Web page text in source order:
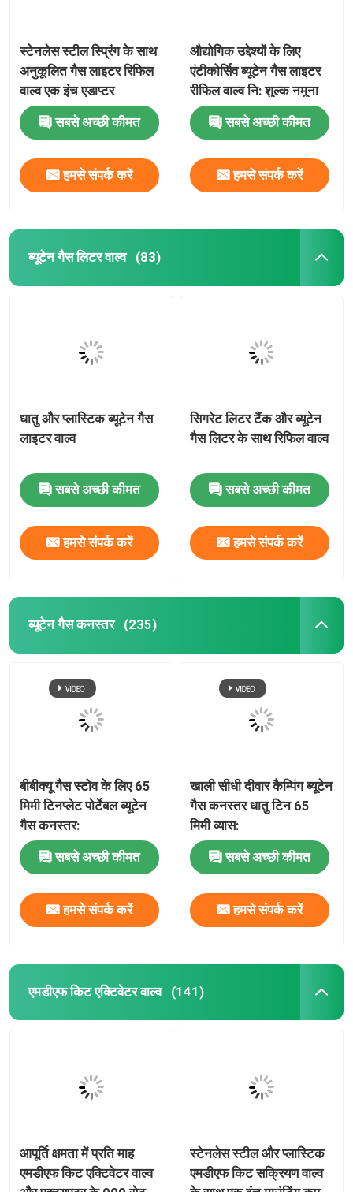
स्टेनलेस स्टील स्प्रिंग के साथ
अनुकूलित गैस लाइटर रिफिल
वाल्व एक इंच एडाप्टर
सबसे अच्छी कीमत
हमसे संपर्क करें
औद्योगिक उद्देश्यों के लिए
एंटीकोर्सिव ब्यूटेन गैस लाइटर
रीफिल वाल्व नि: शुल्क नमूना
सबसे अच्छी कीमत
हमसे संपर्क करें
ब्यूटेन गैस लिटर वाल्व (83)
धातु और प्लास्टिक ब्यूटेन गैस
लाइटर वाल्व
सबसे अच्छी कीमत
हमसे संपर्क करें
सिगरेट लिटर टैंक और ब्यूटेन
गैस लिटर के साथ रिफिल वाल्व
सबसे अच्छी कीमत
हमसे संपर्क करें
ब्यूटेन गैस कनस्तर (235)
बीबीक्यू गैस स्टोव के लिए 65
मिमी टिनप्लेट पोर्टेबल ब्यूटेन
गैस कनस्तर:
सबसे अच्छी कीमत
हमसे संपर्क करें
खाली सीधी दीवार कैम्पिंग ब्यूटेन
गैस कनस्तर धातु टिन 65
मिमी व्यास:
सबसे अच्छी कीमत
हमसे संपर्क करें
एमडीएफ किट एक्टिवेटर वाल्व (141)
आपूर्ति क्षमता में प्रति माह
एमडीएफ किट एक्टिवेटर वाल्व
स्टेनलेस स्टील और प्लास्टिक
एमडीएफ किट सक्रियण वाल्व